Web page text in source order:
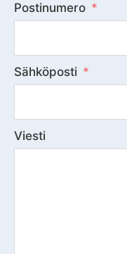
Postinumero
Sähköposti
Viesti